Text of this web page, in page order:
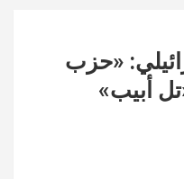
«حزب
أبيب»